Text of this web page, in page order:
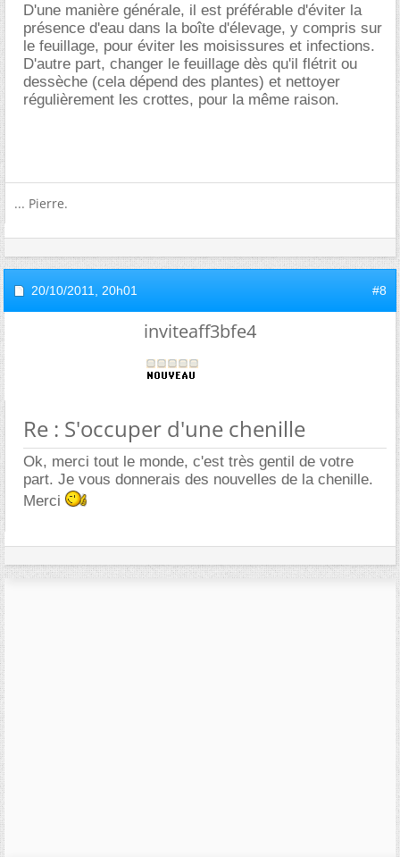
D'une manière générale, il est préférable d'éviter la
présence d'eau dans la boîte d'élevage, y compris sur
le feuillage, pour éviter les moisissures et infections.
D'autre part, changer le feuillage dès qu'il flétrit ou
dessèche (cela dépend des plantes) et nettoyer
régulièrement les crottes, pour la même raison.
... Pierre.
20/10/2011, 20h01 #8
inviteaff3bfe4
Re : S'occuper d'une chenille
Ok, merci tout le monde, c'est très gentil de votre
part. Je vous donnerais des nouvelles de la chenille.
Merci